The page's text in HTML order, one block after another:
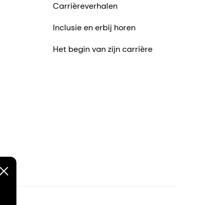
Carrièreverhalen
Inclusie en erbij horen
Het begin van zijn carrière